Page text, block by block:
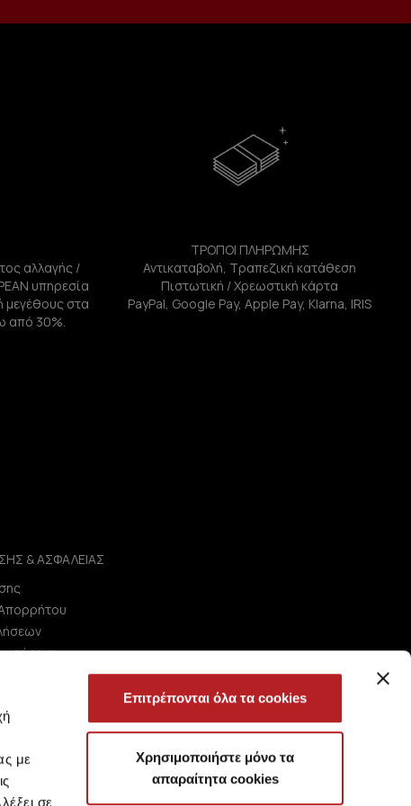
με
σε
Επιτρέπονται όλα τα cookies
Χρησιμοποιήστε μόνο τα
απαραίτητα cookies
αλλαγής /
υπηρεσία
μεγέθους στα
από 30%.
ΤΡΟΠΟΙ ΠΛΗΡΩΜΗΣ
Αντικαταβολή, Τραπεζική κατάθεση
Πιστωτική / Χρεωστική κάρτα
PayPal, Google Pay, Apple Pay, Klarna, IRIS
& ΑΣΦΑΛΕΙΑΣ